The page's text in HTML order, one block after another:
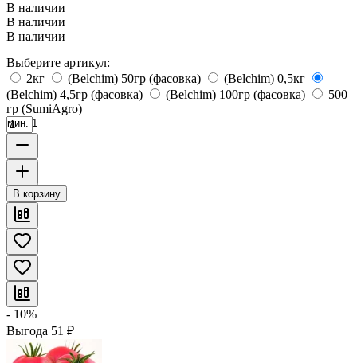
В наличии
В наличии
В наличии
Выберите артикул:
2кг
(Belchim) 50гр (фасовка)
(Belchim) 0,5кг
(Belchim) 4,5гр (фасовка)
(Belchim) 100гр (фасовка)
500
гр (SumiAgro)
мин. 1
В корзину
- 10%
Выгода 51 ₽